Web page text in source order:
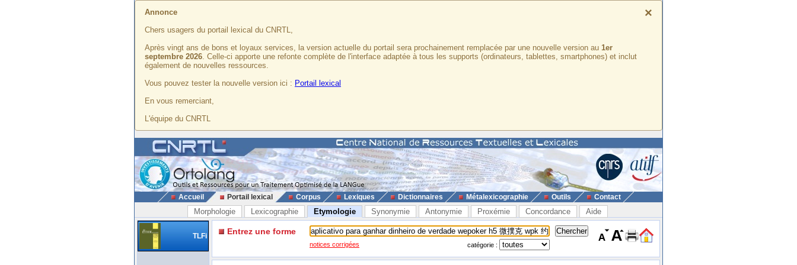
×
Annonce
Chers usagers du portail lexical du CNRTL,
Après vingt ans de bons et loyaux services, la version actuelle du portail sera prochainement remplacée par une nouvelle version au 1er
septembre 2026. Celle-ci apporte une refonte complète de l'interface adaptée à tous les supports (ordinateurs, tablettes, smartphones) et inclut
également de nouvelles ressources.
Vous pouvez tester la nouvelle version ici : Portail lexical
En vous remerciant,
L'équipe du CNRTL
Accueil Portail lexical Corpus Lexiques Dictionnaires Métalexicographie Outils Contact
Morphologie Lexicographie Etymologie Synonymie Antonymie Proxémie Concordance Aide
TLFi Entrez une forme
notices corrigées catégorie :